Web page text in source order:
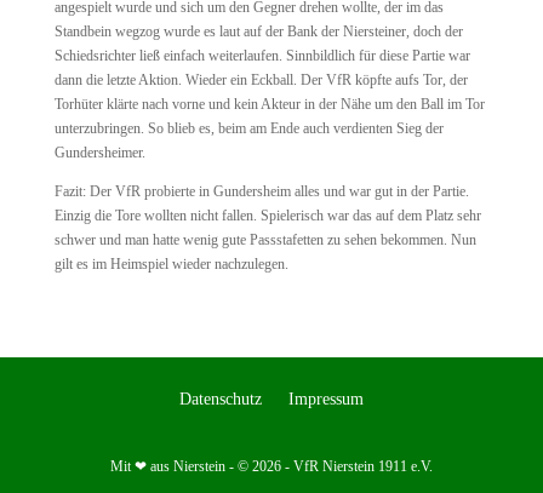
angespielt wurde und sich um den Gegner drehen wollte, der im das
Standbein wegzog wurde es laut auf der Bank der Niersteiner, doch der
Schiedsrichter ließ einfach weiterlaufen. Sinnbildlich für diese Partie war
dann die letzte Aktion. Wieder ein Eckball. Der VfR köpfte aufs Tor, der
Torhüter klärte nach vorne und kein Akteur in der Nähe um den Ball im Tor
unterzubringen. So blieb es, beim am Ende auch verdienten Sieg der
Gundersheimer.
Fazit: Der VfR probierte in Gundersheim alles und war gut in der Partie.
Einzig die Tore wollten nicht fallen. Spielerisch war das auf dem Platz sehr
schwer und man hatte wenig gute Passstafetten zu sehen bekommen. Nun
gilt es im Heimspiel wieder nachzulegen.
Datenschutz Impressum
Mit ❤ aus Nierstein - © 2026 - VfR Nierstein 1911 e.V.